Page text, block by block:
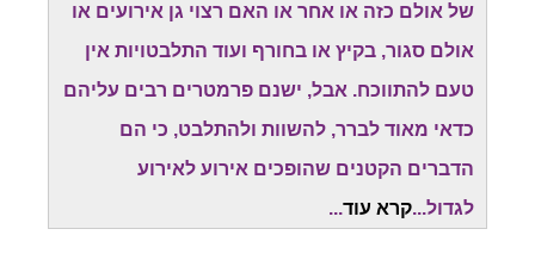
של אולם כזה או אחר או האם רצוי גן אירועים או
אולם סגור, בקיץ או בחורף ועוד התלבטויות אין
טעם להתווכח. אבל, ישנם פרמטרים רבים עליהם
כדאי מאוד לברר, להשוות ולהתלבט, כי הם
הדברים הקטנים שהופכים אירוע לאירוע
לגדול...קרא עוד...